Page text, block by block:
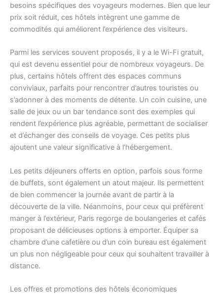
besoins spécifiques des voyageurs modernes. Bien que leur
prix soit réduit, ces hôtels intègrent une gamme de
commodités qui améliorent l’expérience des visiteurs.
Parmi les services souvent proposés, il y a le Wi-Fi gratuit,
qui est devenu essentiel pour de nombreux voyageurs. De
plus, certains hôtels offrent des espaces communs
conviviaux, parfaits pour rencontrer d’autres touristes ou
s’adonner à des moments de détente. Un coin cuisine, une
salle de jeux ou un bar tendance sont des exemples qui
rendent l’expérience plus agréable, permettant de socialiser
et d’échanger des conseils de voyage. Ces petits plus
ajoutent une valeur significative à l’hébergement.
Les petits déjeuners offerts en option, parfois sous forme
de buffets, sont également un atout majeur. Ils permettent
de bien commencer la journée avant de partir à la
découverte de la ville. Néanmoins, pour ceux qui préfèrent
manger à l’extérieur, Paris regorge de boulangeries et cafés
proposant de délicieuses options à emporter. Équiper sa
chambre d’une cafetière ou d’un coin bureau est également
un plus non négligeable pour ceux qui souhaitent travailler à
distance.
Les offres et promotions des hôtels économiques